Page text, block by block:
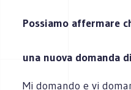
Possiamo affermare
una nuova domanda
Mi domando e vi